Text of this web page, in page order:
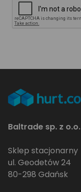
Baltrade sp. z o.o.
Sklep stacjonarny
ul. Geodetów 24
80-298 Gdańsk